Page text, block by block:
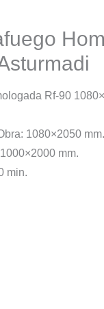
u
c
t
o
Rf-90
1080×2050 mm.
mm.
min.